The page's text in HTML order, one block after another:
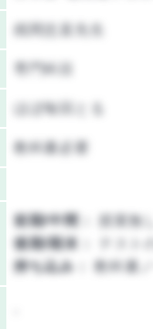
専門科目
ほぼ毎回とる
教科書必要
前期/中間：
授業無し
後期/期末：
テスト
持ち込み：
教科書